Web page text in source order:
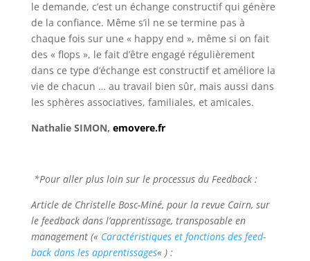
le demande, c’est un échange constructif qui génère
de la confiance. Même s’il ne se termine pas à
chaque fois sur une « happy end », même si on fait
des « flops », le fait d’être engagé régulièrement
dans ce type d’échange est constructif et améliore la
vie de chacun … au travail bien sûr, mais aussi dans
les sphères associatives, familiales, et amicales.
Nathalie SIMON, emovere.fr
*Pour aller plus loin sur le processus du Feedback :
Article de Christelle Bosc-Miné, pour la revue Cairn, sur
le feedback dans l’apprentissage, transposable en
management (« Caractéristiques et fonctions des feed-
back dans les apprentissages« ) :